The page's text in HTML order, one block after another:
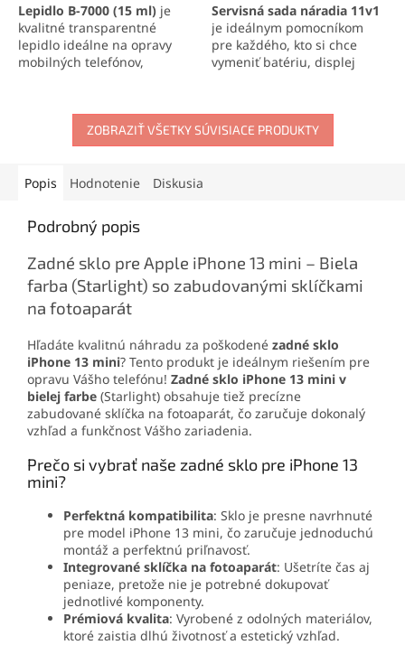
hviezdičiek.
Lepidlo B-7000 (15 ml) je
kvalitné transparentné
lepidlo ideálne na opravy
mobilných telefónov,
no pružný spoj, ktorý
odoláva otrasom, vode aj
oderu. Vďaka presnej
jednoducho nanáša aj na
hviezdičiek.
Servisná sada náradia 11v1
je ideálnym pomocníkom
pre každého, kto si chce
vymeniť batériu, displej
Obsahuje skrutkovače,
otváracie nástroje, prísavku
aj vyberač SIM karty. Vďaka
ZOBRAZIŤ VŠETKY SÚVISIACE PRODUKTY
Popis Hodnotenie Diskusia
Podrobný popis
Zadné sklo pre Apple iPhone 13 mini – Biela
farba (Starlight) so zabudovanými sklíčkami
na fotoaparát
Hľadáte kvalitnú náhradu za poškodené zadné sklo
iPhone 13 mini? Tento produkt je ideálnym riešením pre
opravu Vášho telefónu! Zadné sklo iPhone 13 mini v
bielej farbe (Starlight) obsahuje tiež precízne
zabudované sklíčka na fotoaparát, čo zaručuje dokonalý
vzhľad a funkčnost Vášho zariadenia.
Prečo si vybrať naše zadné sklo pre iPhone 13
mini?
Perfektná kompatibilita: Sklo je presne navrhnuté
pre model iPhone 13 mini, čo zaručuje jednoduchú
montáž a perfektnú priľnavosť.
Integrované sklíčka na fotoaparát: Ušetríte čas aj
peniaze, pretože nie je potrebné dokupovať
jednotlivé komponenty.
Prémiová kvalita: Vyrobené z odolných materiálov,
ktoré zaistia dlhú životnosť a estetický vzhľad.